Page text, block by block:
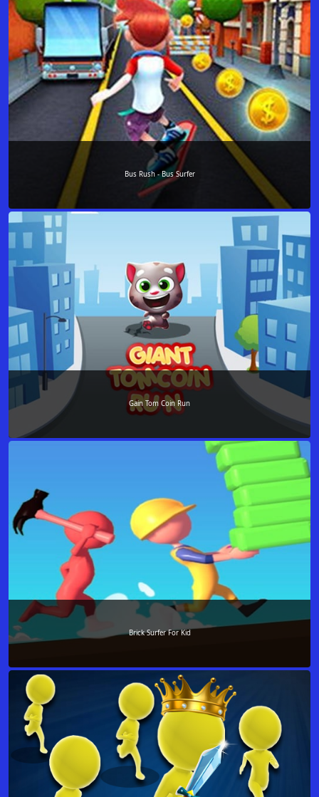
Bus Rush - Bus Surfer
Gain Tom Coin Run
Brick Surfer For Kid